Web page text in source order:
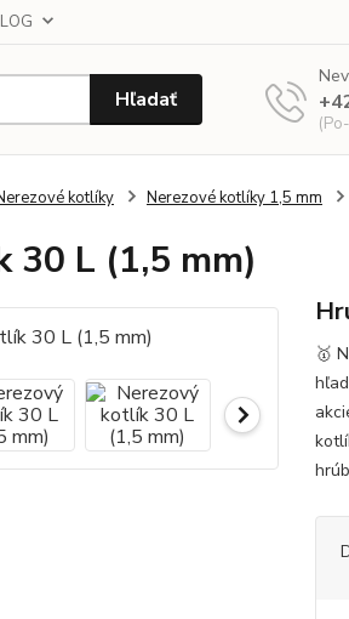
Hľadať
kotlíky Nerezové kotlíky 1,5 mm
30 L (1,5 mm)
🥇